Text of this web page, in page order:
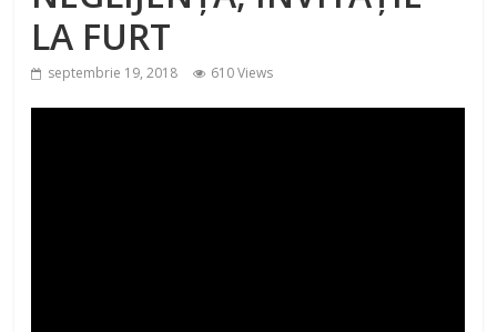
LA FURT
septembrie 19, 2018 610 Views